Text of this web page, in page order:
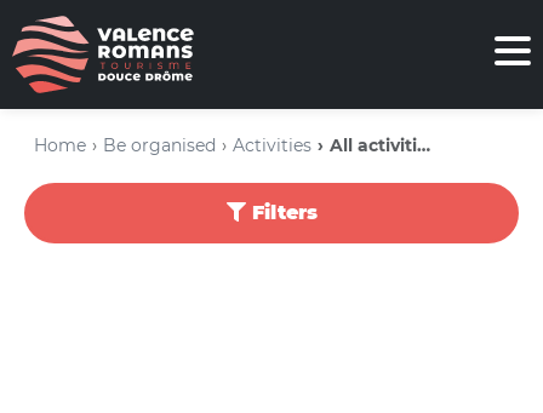
Home Be organised Activities All activities
Filters